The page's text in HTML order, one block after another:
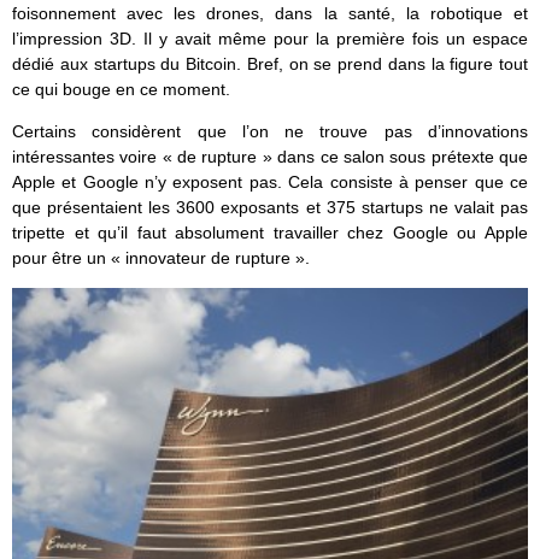
foisonnement avec les drones, dans la santé, la robotique et
l’impression 3D. Il y avait même pour la première fois un espace
dédié aux startups du Bitcoin. Bref, on se prend dans la figure tout
ce qui bouge en ce moment.
Certains considèrent que l’on ne trouve pas d’innovations
intéressantes voire « de rupture » dans ce salon sous prétexte que
Apple et Google n’y exposent pas. Cela consiste à penser que ce
que présentaient les 3600 exposants et 375 startups ne valait pas
tripette et qu’il faut absolument travailler chez Google ou Apple
pour être un « innovateur de rupture ».